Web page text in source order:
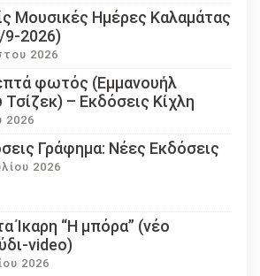
Μουσικές Ημέρες Καλαμάτας
2026)
2026
φωτός (Εμμανουήλ
– Εκδόσεις Κίχλη
2026
Γράφημα: Νέες Εκδόσεις
2026
Ίκαρη “Η μπόρα” (νέο
video)
2026